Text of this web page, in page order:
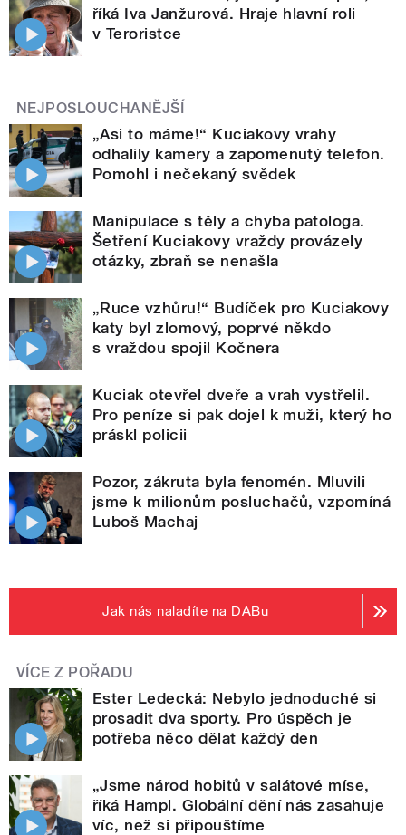
říká Iva Janžurová. Hraje hlavní roli
v Teroristce
NEJPOSLOUCHANĚJŠÍ
„Asi to máme!“ Kuciakovy vrahy
odhalily kamery a zapomenutý telefon.
Pomohl i nečekaný svědek
Manipulace s těly a chyba patologa.
Šetření Kuciakovy vraždy provázely
otázky, zbraň se nenašla
„Ruce vzhůru!“ Budíček pro Kuciakovy
katy byl zlomový, poprvé někdo
s vraždou spojil Kočnera
Kuciak otevřel dveře a vrah vystřelil.
Pro peníze si pak dojel k muži, který ho
práskl policii
Pozor, zákruta byla fenomén. Mluvili
jsme k milionům posluchačů, vzpomíná
Luboš Machaj
Jak nás naladíte na DABu
VÍCE Z POŘADU
Ester Ledecká: Nebylo jednoduché si
prosadit dva sporty. Pro úspěch je
potřeba něco dělat každý den
„Jsme národ hobitů v salátové míse,
říká Hampl. Globální dění nás zasahuje
víc, než si připouštíme